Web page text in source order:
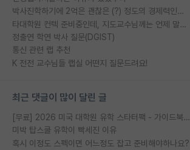
박사진학하기에 2억은 괜찮은 (?) 정도의 경제력인가요
타대학원 컨텍 준비중인데, 지도교수님께는 언제 말씀드려야 할까요?
정출연 학연 박사 질문(DGIST)
통신 관련 랩 추천
K 전전 교수님들 랩실 어떤지 질문드려요!
최근 댓글이 많이 달린 글
[무료] 2026 미국 대학원 유학 스타터팩 - 가이드북 & 합격자 컨택메일 템플릿
미박 탑스쿨 유학이 빡세진 이유
혹시 이정도 스펙이면 어느정도 잡고 준비해야하나요?